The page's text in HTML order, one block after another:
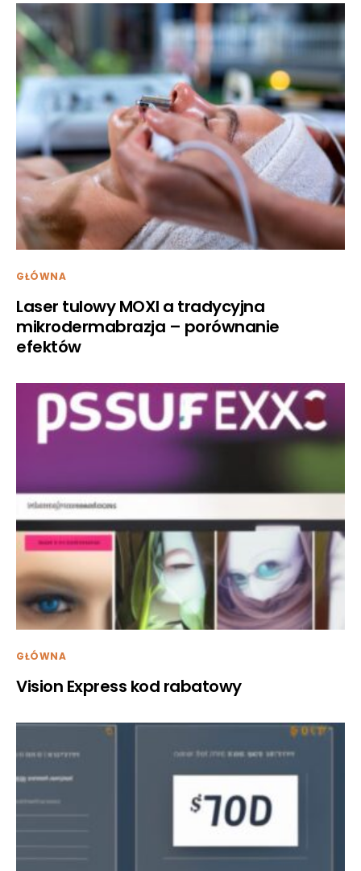
GŁÓWNA
Laser tulowy MOXI a tradycyjna
mikrodermabrazja – porównanie
efektów
GŁÓWNA
Vision Express kod rabatowy